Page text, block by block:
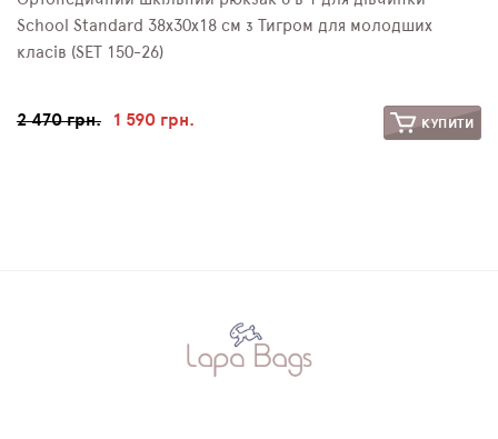
School Standard 38х30х18 см з Тигром для молодших
класів (SET 150-26)
2 470 грн. 1 590 грн. КУПИТИ